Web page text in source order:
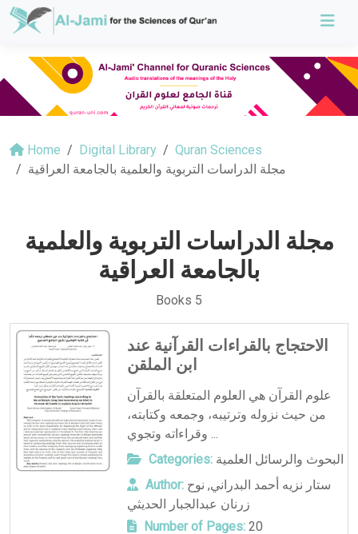
Home Digital Library
Quran Sciences
مجلة الدراسات التربوية والعلمية بالجامعة العراقية
مجلة الدراسات التربوية والعلمية
بالجامعة العراقية
Books 5
الاحتجاج بالقراءات القرآنية عند
ابن الملقن
علوم القرآن هي العلوم المتعلقة بالقرآن
من حيث نزوله وترتيبه، وجمعه وكتابته،
وقراءاته وتجوي ...
Categories: البحوث والرسائل العلمية
Author:
ستار نزيه أحمد البدراني, نوح
زرنان عبدالجبار الحديثي
Number of Pages:20